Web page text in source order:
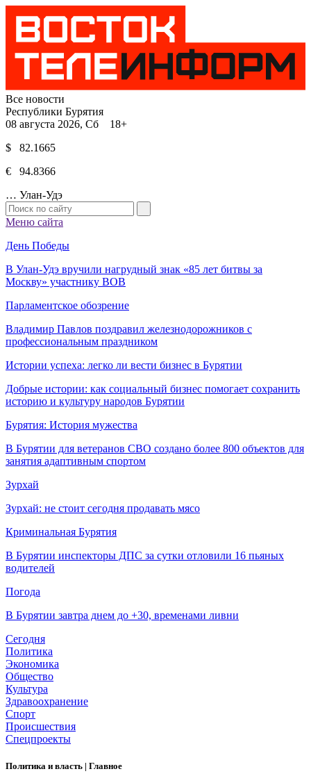
Все новости
Республики Бурятия
08 августа 2026, Сб 18+
$ 82.1665
€ 94.8366
… Улан-Удэ
Меню сайта
День Победы
В Улан-Удэ вручили нагрудный знак «85 лет битвы за
Москву» участнику ВОВ
Парламентское обозрение
Владимир Павлов поздравил железнодорожников с
профессиональным праздником
Истории успеха: легко ли вести бизнес в Бурятии
Добрые истории: как социальный бизнес помогает сохранить
историю и культуру народов Бурятии
Бурятия: История мужества
В Бурятии для ветеранов СВО создано более 800 объектов для
занятия адаптивным спортом
Зурхай
Зурхай: не стоит сегодня продавать мясо
Криминальная Бурятия
В Бурятии инспекторы ДПС за сутки отловили 16 пьяных
водителей
Погода
В Бурятии завтра днем до +30, временами ливни
Сегодня
Политика
Экономика
Общество
Культура
Здравоохранение
Спорт
Происшествия
Спецпроекты
Политика и власть | Главное